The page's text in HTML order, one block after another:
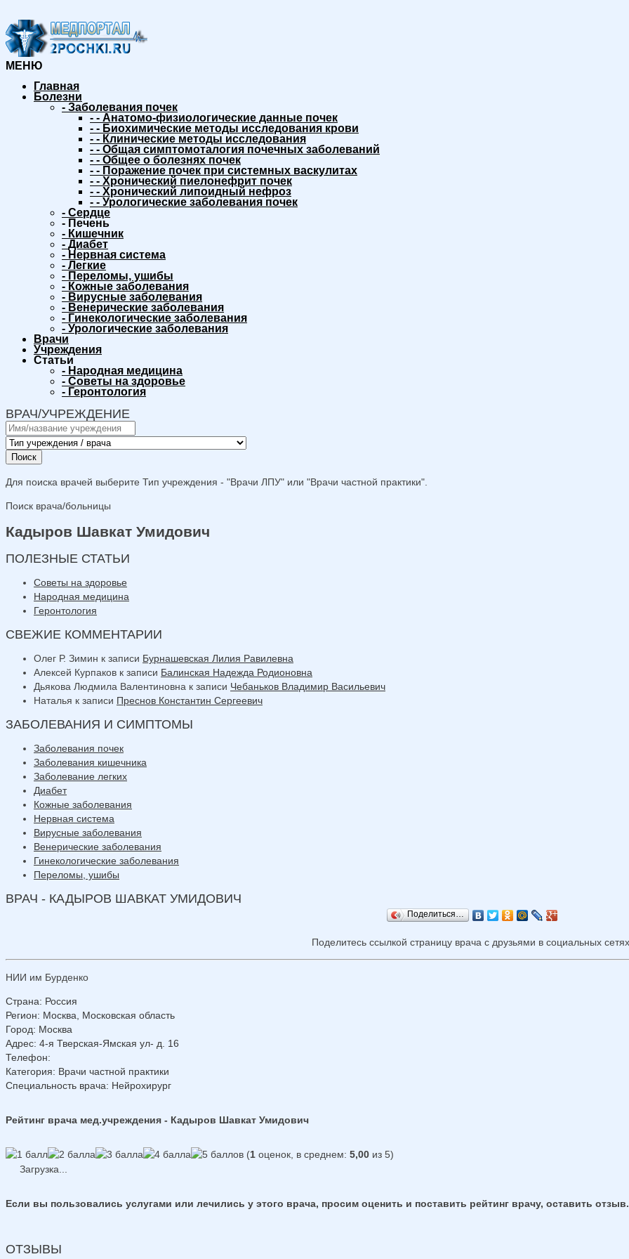
МЕНЮ
Главная
Болезни
- Заболевания почек
- - Анатомо-физиологические данные почек
- - Биохимические методы исследования крови
- - Клинические методы исследования
- - Общая симптомоталогия почечных заболеваний
- - Общее о болезнях почек
- - Поражение почек при системных васкулитах
- - Хронический пиелонефрит почек
- - Хронический липоидный нефроз
- - Урологические заболевания почек
- Сердце
- Печень
- Кишечник
- Диабет
- Нервная система
- Легкие
- Переломы, ушибы
- Кожные заболевания
- Вирусные заболевания
- Венерические заболевания
- Гинекологические заболевания
- Урологические заболевания
Врачи
Учреждения
Статьи
- Народная медицина
- Советы на здоровье
- Геронтология
ВРАЧ/УЧРЕЖДЕНИЕ
Поиск
Для поиска врачей выберите Тип учреждения - "Врачи ЛПУ" или "Врачи частной практики".
Поиск врача/больницы
Кадыров Шавкат Умидович
ПОЛЕЗНЫЕ СТАТЬИ
Советы на здоровье
Народная медицина
Геронтология
СВЕЖИЕ КОММЕНТАРИИ
Олег Р. Зимин к записи Бурнашевская Лилия Равилевна
Алексей Курпаков к записи Балинская Надежда Родионовна
Дьякова Людмила Валентиновна к записи Чебаньков Владимир Васильевич
Наталья к записи Преснов Константин Сергеевич
ЗАБОЛЕВАНИЯ И СИМПТОМЫ
Заболевания почек
Заболевания кишечника
Заболевание легких
Диабет
Кожные заболевания
Нервная система
Вирусные заболевания
Венерические заболевания
Гинекологические заболевания
Переломы, ушибы
ВРАЧ - КАДЫРОВ ШАВКАТ УМИДОВИЧ
Поделиться…
Поделитесь ссылкой страницу врача с друзьями в социальных
НИИ им Бурденко
Страна: Россия
Регион: Москва, Московская область
Город: Москва
Адрес: 4-я Тверская-Ямская ул- д. 16
Телефон:
Категория: Врачи частной практики
Специальность врача: Нейрохирург
Рейтинг врача мед.учреждения - Кадыров Шавкат Умидович
(1 оценок, в среднем: 5,00 из 5)
Загрузка...
Если вы пользовались услугами или лечились у этого врача, просим оценить и поставить рейтинг врачу, оставить отзыв.
ОТЗЫВЫ